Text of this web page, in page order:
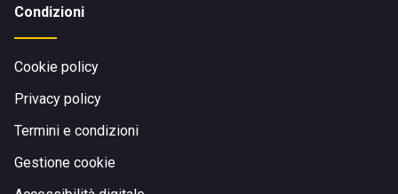
Condizioni
Cookie policy
Privacy policy
Termini e condizioni
Gestione cookie